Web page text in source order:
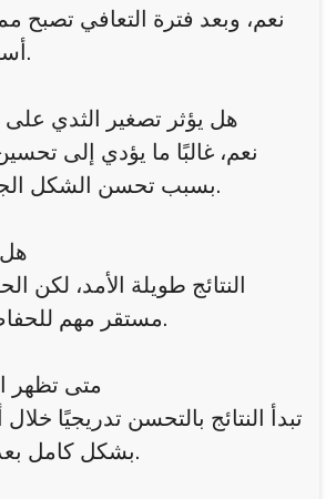
نعم، وبعد فترة التعافي تصبح
أسهل وأكثر راحة.
هل يؤثر تصغير الثدي على
نعم، غالبًا ما يؤدي إلى
بسبب تحسن الشكل الجسدي والراحة.
هل
النتائج طويلة الأمد، لكن
مستقر مهم للحفاظ على الشكل.
متى تظهر
تبدأ النتائج بالتحسن تدريجيًا
بشكل كامل بعد فترة التعافي.